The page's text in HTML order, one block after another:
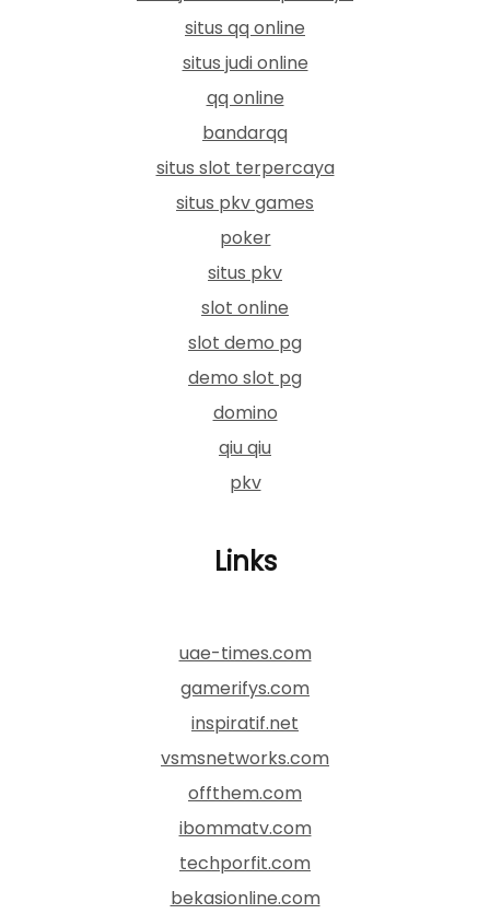
situs qq online
situs judi online
qq online
bandarqq
situs slot terpercaya
situs pkv games
poker
situs pkv
slot online
slot demo pg
demo slot pg
domino
qiu qiu
pkv
Links
uae-times.com
gamerifys.com
inspiratif.net
vsmsnetworks.com
offthem.com
ibommatv.com
techporfit.com
bekasionline.com